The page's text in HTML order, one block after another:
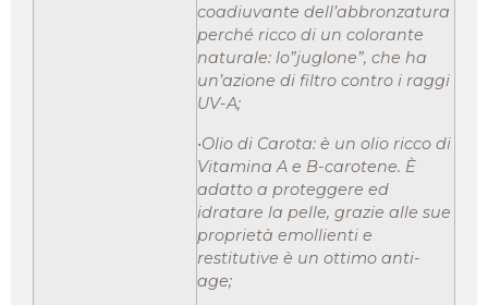
coadiuvante dell’abbronzatura
perché ricco di un colorante
naturale: lo”juglone”, che ha
un’azione di filtro contro i raggi
UV-A;
•Olio di Carota: è un olio ricco di
Vitamina A e B-carotene. È
adatto a proteggere ed
idratare la pelle, grazie alle sue
proprietà emollienti e
restitutive è un ottimo anti-
age;